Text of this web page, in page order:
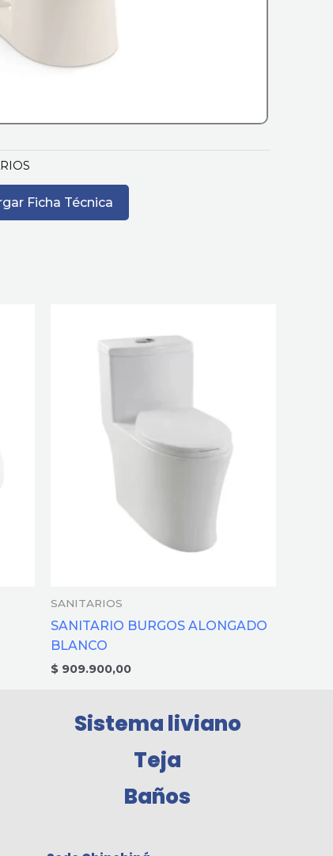
Ficha Técnica
SANITARIOS
SANITARIO BURGOS ALONGADO
BLANCO
$ 909.900,00
Sistema liviano
Teja
Baños